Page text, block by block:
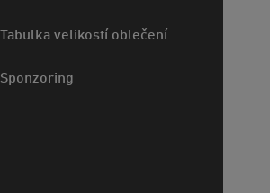
Tabulka velikostí oblečení
Sponzoring